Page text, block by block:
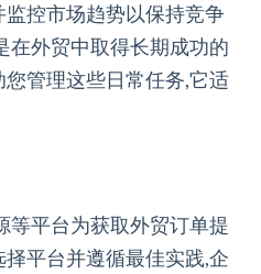
控市场趋势以保持竞争
在外贸中取得长期成功的
管理这些日常任务,它适
等平台为获取外贸订单提
平台并遵循最佳实践,企